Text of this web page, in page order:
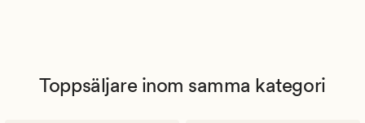
Toppsäljare inom samma kategori